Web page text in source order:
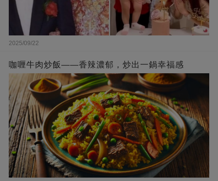
2025/09/22
咖喱牛肉炒飯——香辣濃郁，炒出一鍋幸福感